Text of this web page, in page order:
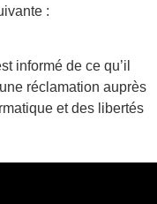
:
informé de ce qu’il
réclamation auprès
et des libertés